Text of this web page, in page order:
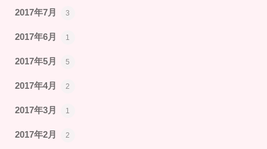
2017年7月 3
2017年6月 1
2017年5月 5
2017年4月 2
2017年3月 1
2017年2月 2